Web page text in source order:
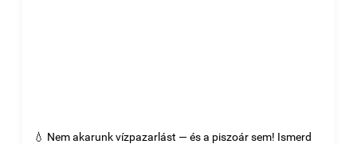
💧 Nem akarunk vízpazarlást — és a piszoár sem! Ismerd